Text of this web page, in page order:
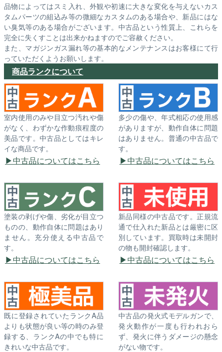
品物によってはスミ入れ、外観や初速に大きな変化を与えないカス
タムパーツの組込み等の微細なカスタムのある場合や、新品にはな
い臭気等のある場合がございます。中古品という性質上、これらを
完全に失くすことは出来かねますのでご容赦ください。
また、マガジンガス漏れ等の基本的なメンテナンスはお客様にて行
っていただくようお願いします。
商品ランクについて
室内使用のみや目立つ汚れや傷
がなく、わずかな作動痕程度の
美品です。中古品としてはキレ
イな商品です。
中古品についてはこちら
多少の傷や、年式相応の使用感
がありますが、動作自体に問題
はありません。普通の中古品で
す。
中古品についてはこちら
塗装の剥げや傷、劣化が目立つ
ものの、動作自体に問題はあり
ません。充分使える中古品で
す。
中古品についてはこちら
新品同様の中古品です。正規流
通で仕入れた新品とは厳密に区
別しています。買取時は未開封
の物も開封確認します。
中古品についてはこちら
既に登録されていたランクA品
よりも状態が良い等の時のみ登
録する、ランクAの中でも特に
きれいな中古品です。
中古品の発火式モデルガンで、
発火動作が一度も行われおら
ず、発火に伴うダメージの懸念
がない物です。